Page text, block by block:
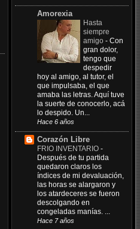
Amorexia
Hasta
siempre
amigo - Con
gran dolor,
tengo que
despedir
hoy al amigo, al tutor, el
que impulsaba, el que
amaba las letras. Aquí tuve
la suerte de conocerlo, acá
lo despido. Un...
Hace 6 años
Corazón Libre
FRIO INVENTARIO -
Después de tu partida
quedaron claros los
índices de mi devaluación,
las horas se alargaron y
los atardeceres se fueron
descolgando en
congeladas manías. ...
Hace 7 años